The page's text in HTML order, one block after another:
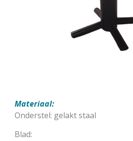
Materiaal:
Onderstel: gelakt staal
Blad: